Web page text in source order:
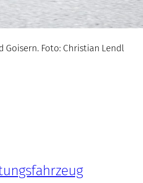
Goisern. Foto: Christian Lendl